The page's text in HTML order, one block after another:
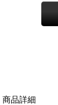
商品詳細